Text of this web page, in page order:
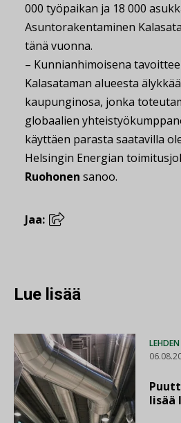
000 työpaikan ja 18 000
Asuntorakentaminen
tänä vuonna.
– Kunnianhimoisena
Kalasataman alueesta
kaupunginosa, jonka
globaalien
käyttäen parasta saatavilla
Helsingin Energian
Ruohonen sanoo.
Jaa:
Lue lisää
lisää